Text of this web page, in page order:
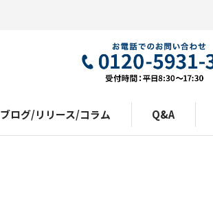
ブログ/リリース/コラム Q&A